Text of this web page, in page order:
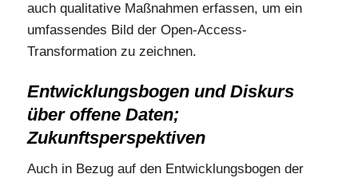
auch qualitative Maßnahmen erfassen, um ein
umfassendes Bild der Open-Access-
Transformation zu zeichnen.
Entwicklungsbogen und Diskurs
über offene Daten;
Zukunftsperspektiven
Auch in Bezug auf den Entwicklungsbogen der